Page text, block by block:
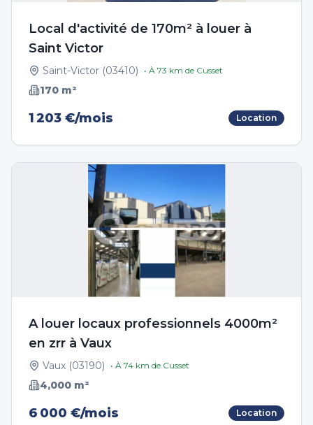
Local d'activité de 170m² à louer à
Saint Victor
Saint-Victor (03410) • À 73 km de Cusset
170 m²
1 203 €/mois Location
A louer locaux professionnels 4000m²
en zrr à Vaux
Vaux (03190) • À 74 km de Cusset
4,000 m²
6 000 €/mois Location